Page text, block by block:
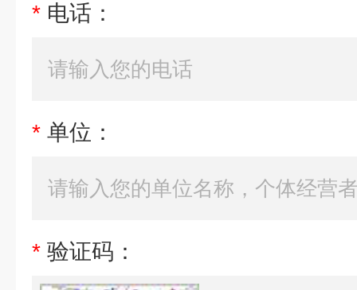
* 电话：
* 单位：
* 验证码：